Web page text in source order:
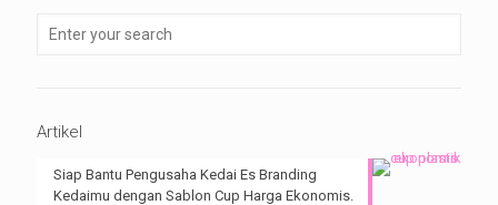
Artikel
Siap Bantu Pengusaha Kedai Es Branding
Kedaimu dengan Sablon Cup Harga Ekonomis.